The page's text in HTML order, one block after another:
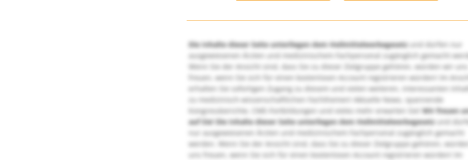
Die Inhalte dieser Seite unterliegen dem Heilmittelwerbegesetzund dürfen nur
ausgewiesenen Ärzten und medizinischem Fachpersonal zugänglich gemacht
Wenn Sie der Ansicht sind, dass Sie zu dieser Zielgruppe gehören, würden wir uns
freuen, wenn Sie sich für einen kostenlosen Account registrieren würden! Im
erhalten Sie sofortigen Zugang zu diesem und vielen weiteren, interessanten
zu medizinisch-wissenschaftlichen Fachthemen! Aktuelle News, spannende
Kongressberichte, CME-Fortbildungen und vieles mehr erwarten Sie!Wir freuen
auf Sie! Die Inhalte dieser Seite unterliegen dem Heilmittelwerbegesetzund
nur ausgewiesenen Ärzten und medizinischem Fachpersonal zugänglich gemacht
werden. Wenn Sie der Ansicht sind, dass Sie zu dieser Zielgruppe gehören,
uns freuen, wenn Sie sich für einen kostenlosen Account registrieren würden! Im